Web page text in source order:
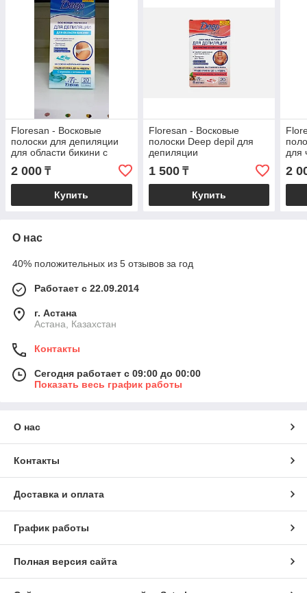
Floresan - Восковые
полоски для депиляции
для области бикини с
азуленом 20 шт
2 000 ₸
Купить
Floresan - Восковые
полоски Deep depil для
депиляции
чувствительной кожи
лица, 20 шт
1 500₸
Купить
для
2
О нас
40% положительных из 5 отзывов за год
Работает с 22.09.2014
г. Астана
Астана, Казахстан
Контакты
Сегодня работает с 09:00 до 00:00
Показать весь график работы
О нас
Контакты
Доставка и оплата
График работы
Полная версия сайта